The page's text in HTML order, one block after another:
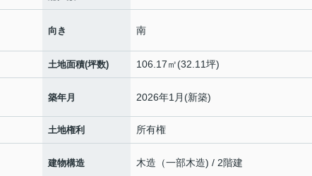
向き 南
土地面積(坪数) 106.17㎡(32.11坪)
築年月 2026年1月(新築)
土地権利 所有権
建物構造 木造（一部木造) / 2階建